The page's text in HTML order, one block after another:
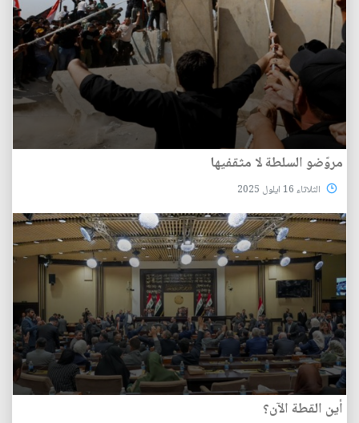
مروّضو السلطة لا مثقفيها
الثلاثاء 16 ايلول 2025
أين القطة الآن؟